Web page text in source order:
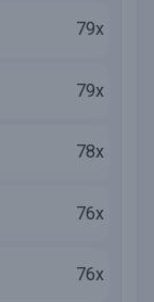
79x
79x
78x
76x
76x